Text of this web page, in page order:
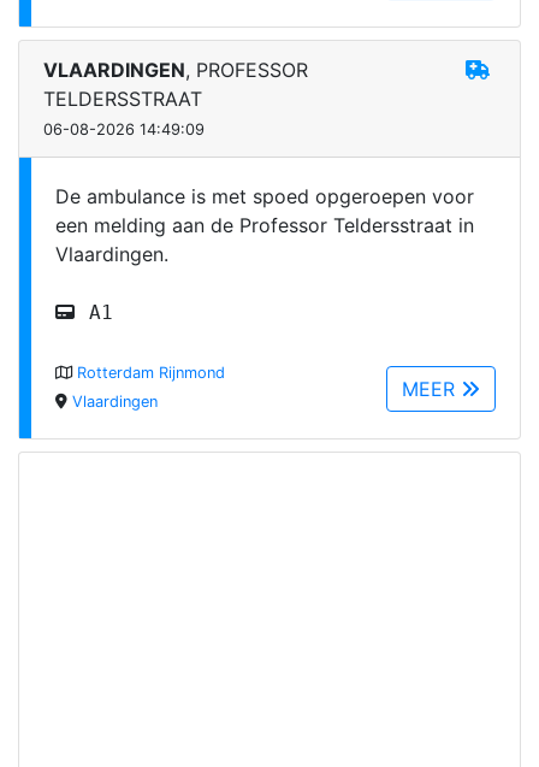
VLAARDINGEN, PROFESSOR
TELDERSSTRAAT
06-08-2026 14:49:09
De ambulance is met spoed opgeroepen voor
een melding aan de Professor Teldersstraat in
Vlaardingen.
A1
MEER
Rotterdam Rijnmond
Vlaardingen